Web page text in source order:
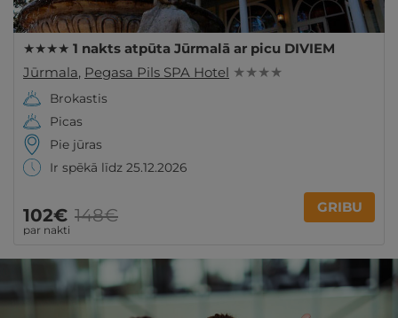
★★★★ 1 nakts atpūta Jūrmalā ar picu DIVIEM
Jūrmala, Pegasa Pils SPA Hotel ★ ★ ★ ★
Brokastis
Picas
Pie jūras
Ir spēkā līdz 25.12.2026
102€
par nakti
148€ GRIBU